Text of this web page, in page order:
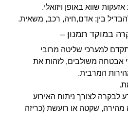
שווא באופן ויזואלי.
בין: אדם,חיה, רכב, משאית.
במוקד תמנון –
למערכי שליטה מרובי
אבטחה משולבים, לזהות את
המרבית.
לבקרה לצורך ניתוח האירוע
שקטה או רועשת (כריזה